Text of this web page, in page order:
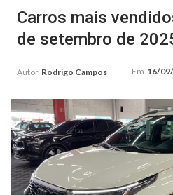
Carros mais
de setembro de
Autor Rodrigo Campos Em 16/